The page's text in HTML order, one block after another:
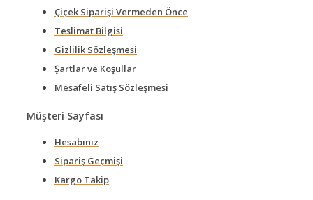
Çiçek Siparişi Vermeden Önce
Teslimat Bilgisi
Gizlilik Sözleşmesi
Şartlar ve Koşullar
Mesafeli Satış Sözleşmesi
Müşteri Sayfası
Hesabınız
Sipariş Geçmişi
Kargo Takip